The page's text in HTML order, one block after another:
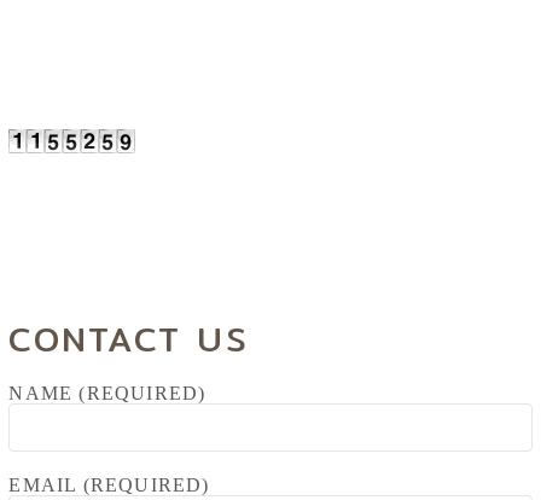
CONTACT US
NAME (REQUIRED)
EMAIL (REQUIRED)